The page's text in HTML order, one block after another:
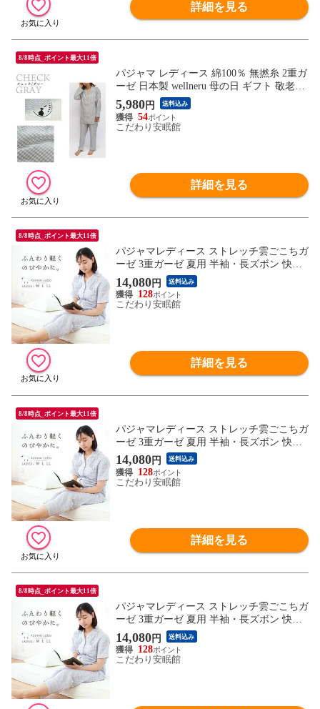
詳細を見る
8/8時点_ポイント最大11倍
パジャマ レディース 綿100％ 無撚糸 2重ガ
ーゼ 日本製 wellneru 母の日 ギフト 敬老の
日 花以外 （LL アンツイッシュ/チェック
柄グレー）【A-3022LL21VGY】
5,980円 送料込み
54
こだわり安眠館
詳細を見る
8/8時点_ポイント最大11倍
パジャマレディース ストレッチ雲ごこちガ
ーゼ 3重ガーゼ 夏用 半袖・長ズボン 快眠
ラボ 婦人 （ギフト箱なし Mサイズ / グレ
ー）【A-Z32310-MGY】
14,080円 送料込み
128
こだわり安眠館
詳細を見る
8/8時点_ポイント最大11倍
パジャマレディース ストレッチ雲ごこちガ
ーゼ 3重ガーゼ 夏用 半袖・長ズボン 快眠
ラボ 婦人 （ギフト箱なし Lサイズ / グレ
ー）【A-Z32310-LGY】
14,080円 送料込み
128
こだわり安眠館
詳細を見る
8/8時点_ポイント最大11倍
パジャマレディース ストレッチ雲ごこちガ
ーゼ 3重ガーゼ 夏用 半袖・長ズボン 快眠
ラボ 婦人 （ギフト箱なし LLサイズ / グレ
ー）【A-Z32310-LLGY】
14,080円 送料込み
128
こだわり安眠館